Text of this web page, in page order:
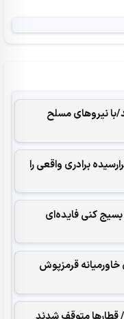
با نیروهای مسلح
برادری واقعی را
کنی فایده‌ای
خاورمیانه قرمزپوش